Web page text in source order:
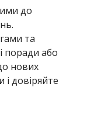
до
та
поради або
нових
довіряйте